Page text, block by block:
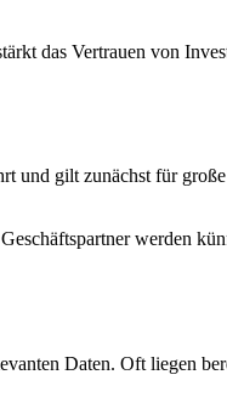
das Vertrauen von
und gilt zunächst für
werden
Daten. Oft liegen